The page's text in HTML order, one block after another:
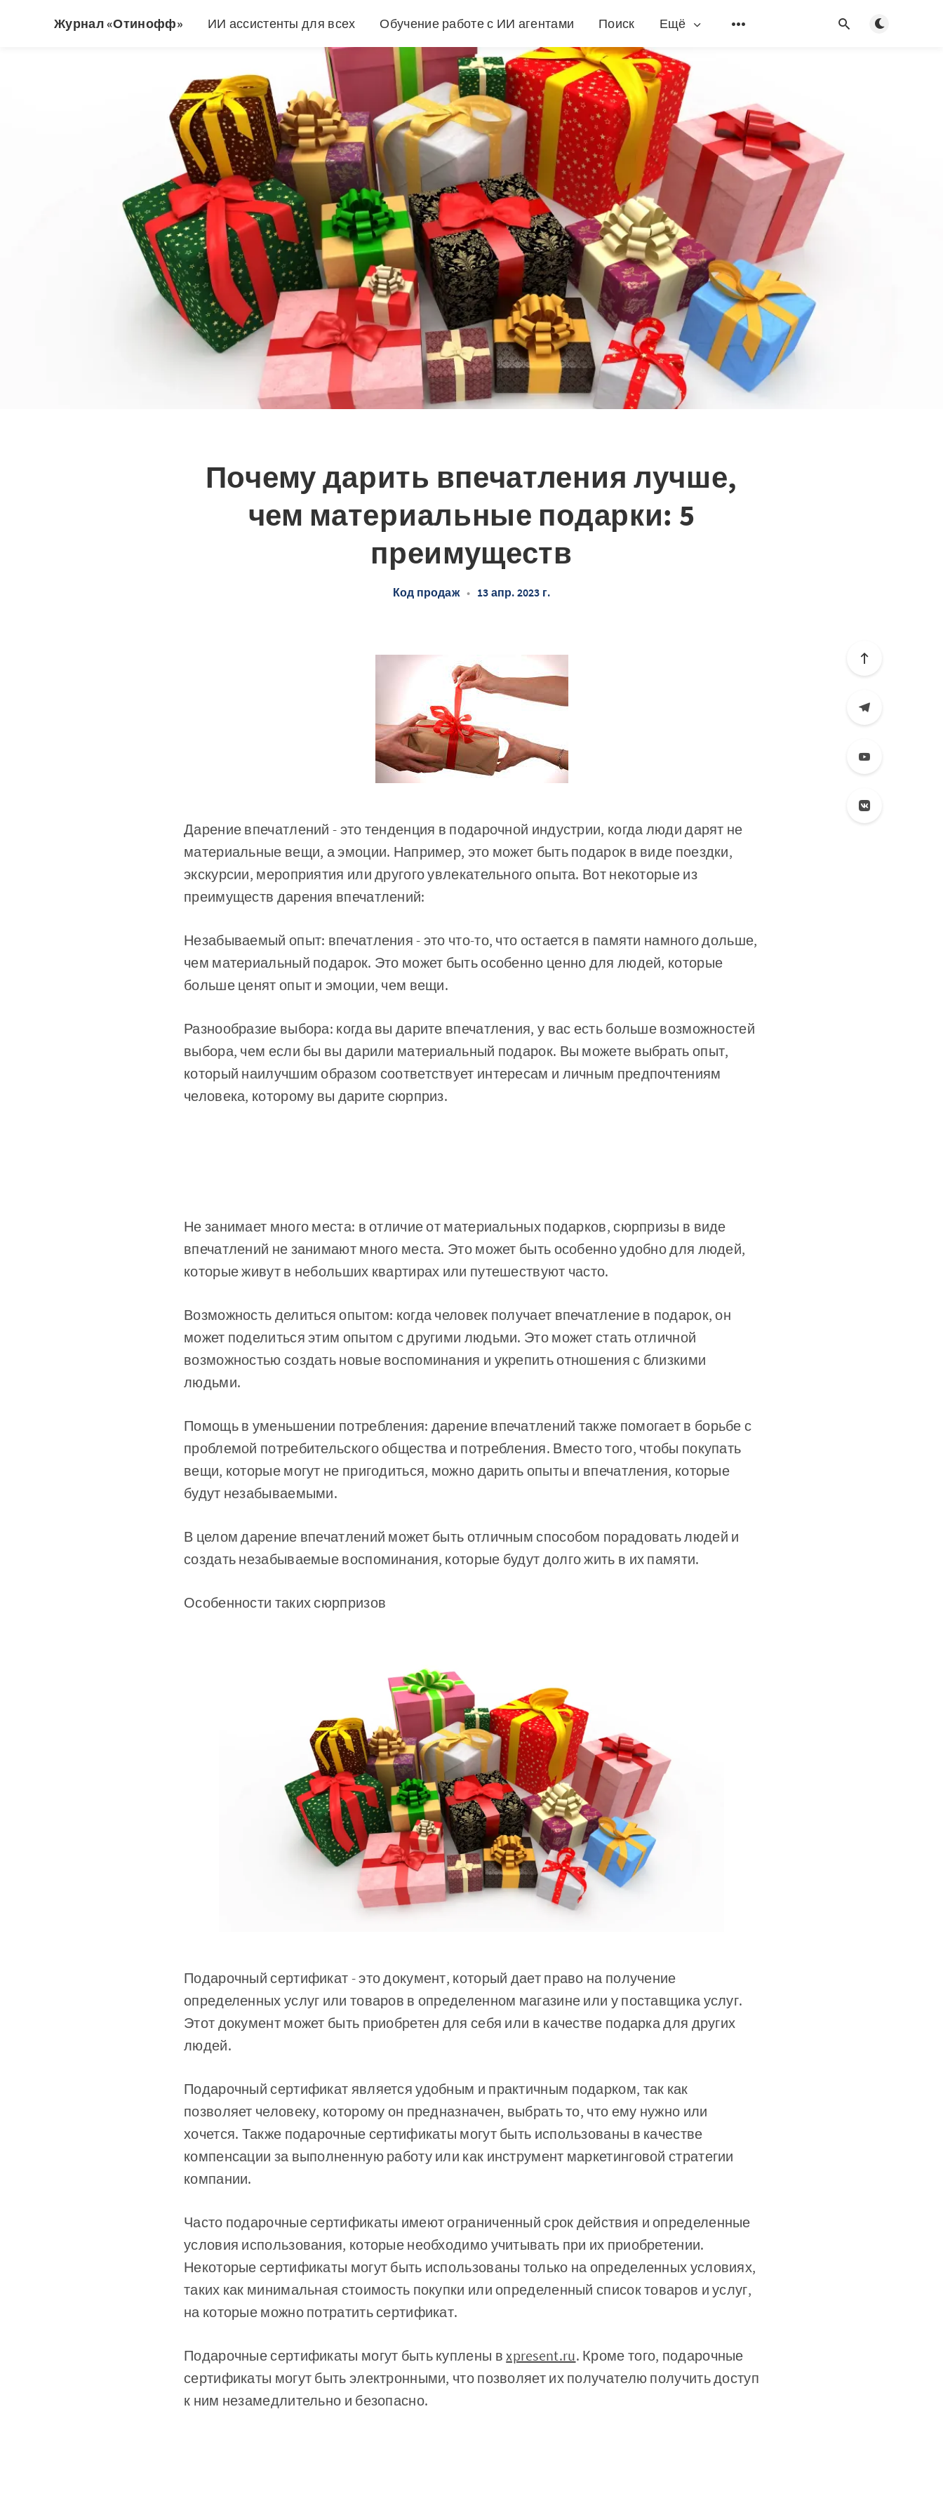
Журнал «Отинофф» ИИ ассистенты для всех Обучение работе с ИИ агентами Поиск Ещё
Почему дарить впечатления лучше,
чем материальные подарки: 5
преимуществ
Код продаж • 13 апр. 2023 г.
Дарение впечатлений - это тенденция в подарочной индустрии, когда люди дарят не
материальные вещи, а эмоции. Например, это может быть подарок в виде поездки,
экскурсии, мероприятия или другого увлекательного опыта. Вот некоторые из
преимуществ дарения впечатлений:
Незабываемый опыт: впечатления - это что-то, что остается в памяти намного дольше,
чем материальный подарок. Это может быть особенно ценно для людей, которые
больше ценят опыт и эмоции, чем вещи.
Разнообразие выбора: когда вы дарите впечатления, у вас есть больше возможностей
выбора, чем если бы вы дарили материальный подарок. Вы можете выбрать опыт,
который наилучшим образом соответствует интересам и личным предпочтениям
человека, которому вы дарите сюрприз.
Не занимает много места: в отличие от материальных подарков, сюрпризы в виде
впечатлений не занимают много места. Это может быть особенно удобно для людей,
которые живут в небольших квартирах или путешествуют часто.
Возможность делиться опытом: когда человек получает впечатление в подарок, он
может поделиться этим опытом с другими людьми. Это может стать отличной
возможностью создать новые воспоминания и укрепить отношения с близкими
людьми.
Помощь в уменьшении потребления: дарение впечатлений также помогает в борьбе с
проблемой потребительского общества и потребления. Вместо того, чтобы покупать
вещи, которые могут не пригодиться, можно дарить опыты и впечатления, которые
будут незабываемыми.
В целом дарение впечатлений может быть отличным способом порадовать людей и
создать незабываемые воспоминания, которые будут долго жить в их памяти.
Особенности таких сюрпризов
Подарочный сертификат - это документ, который дает право на получение
определенных услуг или товаров в определенном магазине или у поставщика услуг.
Этот документ может быть приобретен для себя или в качестве подарка для других
людей.
Подарочный сертификат является удобным и практичным подарком, так как
позволяет человеку, которому он предназначен, выбрать то, что ему нужно или
хочется. Также подарочные сертификаты могут быть использованы в качестве
компенсации за выполненную работу или как инструмент маркетинговой стратегии
компании.
Часто подарочные сертификаты имеют ограниченный срок действия и определенные
условия использования, которые необходимо учитывать при их приобретении.
Некоторые сертификаты могут быть использованы только на определенных условиях,
таких как минимальная стоимость покупки или определенный список товаров и услуг,
на которые можно потратить сертификат.
Подарочные сертификаты могут быть куплены вxpresent.ru. Кроме того, подарочные
сертификаты могут быть электронными, что позволяет их получателю получить доступ
к ним незамедлительно и безопасно.